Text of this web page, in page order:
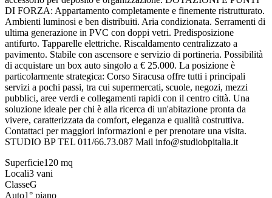
DI FORZA: Appartamento completamente e finemente ristrutturato.
Ambienti luminosi e ben distribuiti. Aria condizionata. Serramenti di
ultima generazione in PVC con doppi vetri. Predisposizione
antifurto. Tapparelle elettriche. Riscaldamento centralizzato a
pavimento. Stabile con ascensore e servizio di portineria. Possibilità
di acquistare un box auto singolo a € 25.000. La posizione è
particolarmente strategica: Corso Siracusa offre tutti i principali
servizi a pochi passi, tra cui supermercati, scuole, negozi, mezzi
pubblici, aree verdi e collegamenti rapidi con il centro città. Una
soluzione ideale per chi è alla ricerca di un'abitazione pronta da
vivere, caratterizzata da comfort, eleganza e qualità costruttiva.
Contattaci per maggiori informazioni e per prenotare una visita.
STUDIO BP TEL 011/66.73.087 Mail info@studiobpitalia.it
Superficie120 mq
Locali3 vani
ClasseG
Auto1° piano